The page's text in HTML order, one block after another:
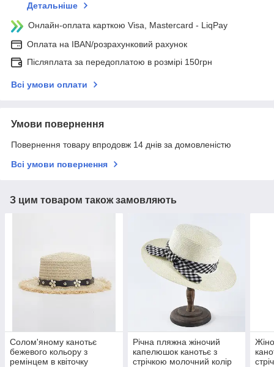
Детальніше
Онлайн-оплата карткою Visa, Mastercard - LiqPay
Оплата на IBAN/розрахунковий рахунок
Післяплата за передоплатою в розмірі 150грн
Всі умови оплати
Умови повернення
Повернення товару впродовж 14 днів за домовленістю
Всі умови повернення
З цим товаром також замовляють
Солом'яному канотьє
бежевого кольору з
ремінцем в квіточку
Річна пляжна жіночий
капелюшок канотьє з
стрічкою молочний колір